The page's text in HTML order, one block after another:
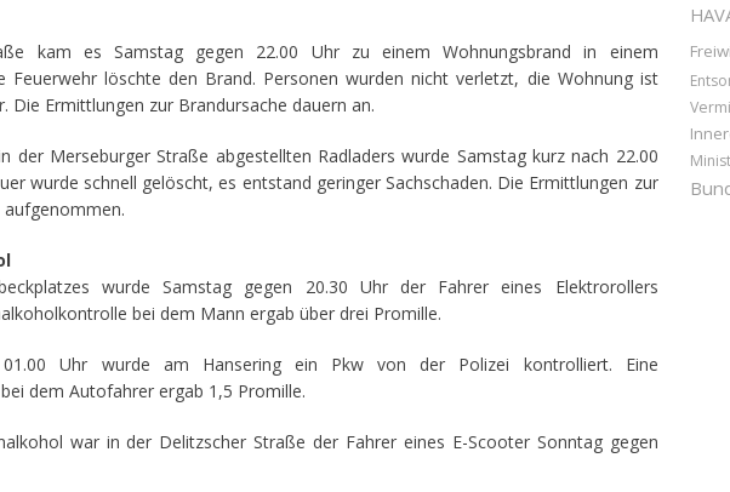
kam es Samstag gegen 22.00 Uhr zu einem Wohnungsbrand in einem
Feuerwehr löschte den Brand. Personen wurden nicht verletzt, die Wohnung ist
Die Ermittlungen zur Brandursache dauern an.
der Merseburger Straße abgestellten Radladers wurde Samstag kurz nach 22.00
wurde schnell gelöscht, es entstand geringer Sachschaden. Die Ermittlungen zur
wurde Samstag gegen 20.30 Uhr der Fahrer eines Elektrorollers
bei dem Mann ergab über drei Promille.
Uhr wurde am Hansering ein Pkw von der Polizei kontrolliert. Eine
dem Autofahrer ergab 1,5 Promille.
war in der Delitzscher Straße der Fahrer eines E-Scooter Sonntag gegen